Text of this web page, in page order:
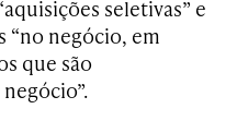
seletivas” e
“no negócio, em
que são